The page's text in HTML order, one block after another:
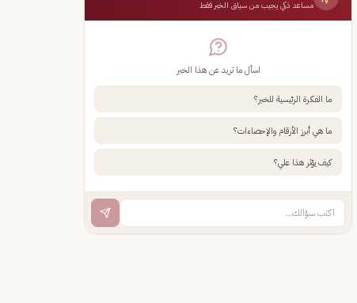
مساعد ذكي يجيب من سياق الخبر فقط
اسأل ما تريد عن هذا الخبر
ما الفكرة الرئيسية للخبر؟
ما هي أبرز الأرقام والإحصاءات؟
كيف يؤثر هذا علي؟